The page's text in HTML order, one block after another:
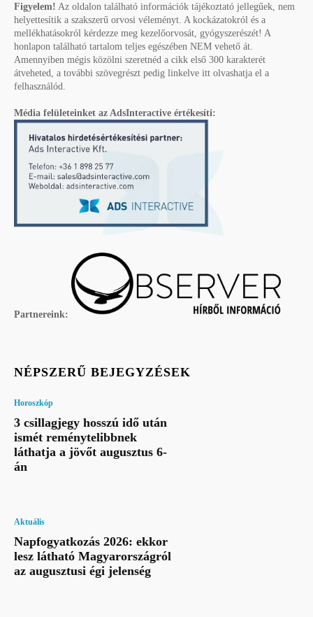
Figyelem! Az oldalon található információk tájékoztató jellegűek, nem
helyettesítik a szakszerű orvosi véleményt. A kockázatokról és a
mellékhatásokról kérdezze meg kezelőorvosát, gyógyszerészét! A
honlapon található tartalom teljes egészében NEM vehető át.
Amennyiben mégis közölni szeretnéd a cikk első 300 karakterét
átveheted, a további szövegrészt pedig linkelve itt olvashatja el a
felhasználód.
Média felületeinket az AdsInteractive értékesíti:
Partnereink:
NÉPSZERŰ BEJEGYZÉSEK
Horoszkóp
3 csillagjegy hosszú idő után
ismét reménytelibbnek
láthatja a jövőt augusztus 6-
án
Aktuális
Napfogyatkozás 2026: ekkor
lesz látható Magyarországról
az augusztusi égi jelenség